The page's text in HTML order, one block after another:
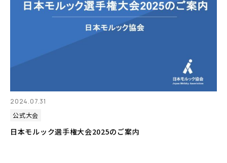
2024.07.31
公式大会
日本モルック選手権大会2025のご案内